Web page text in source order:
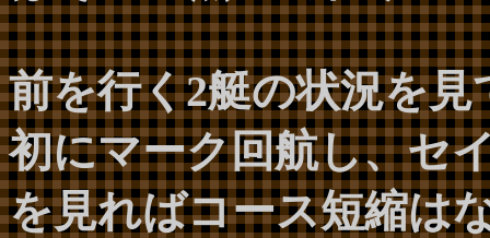
前を行く2艇の状況を
初にマーク回航し、セ
を見ればコース短縮は